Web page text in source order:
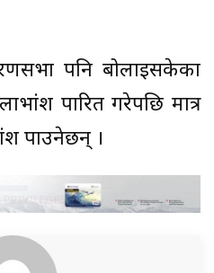
पनि बोलाइसकेका
पारित गरेपछि मात्र
पाउनेछन् ।